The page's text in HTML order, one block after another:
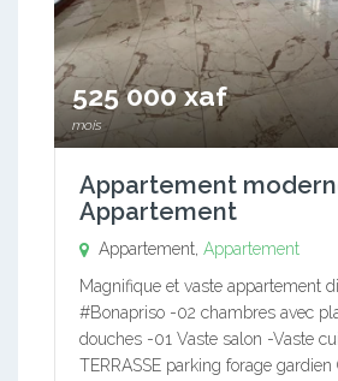
525 000 xaf
mois
Appartement
Appartement
Appartement, Appartement
Magnifique et vaste appartement
#Bonapriso -02 chambres avec
douches -01 Vaste salon -Vaste
TERRASSE parking forage gardien